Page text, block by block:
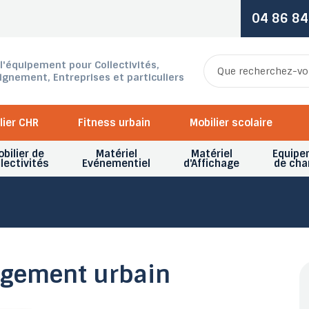
04 86
pour Collectivités,
Entreprises et particuliers
CHR Fitness urbain Mobilier scolaire
de Matériel
Evénementiel
Matériel
d'Affichage de
urbain